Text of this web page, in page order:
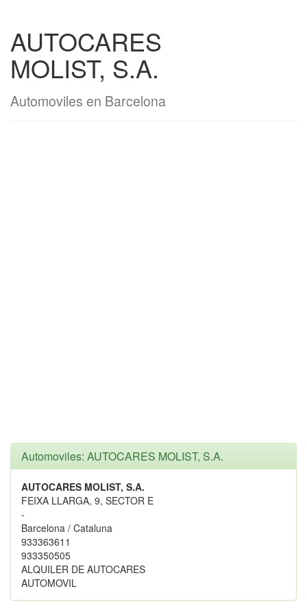
AUTOCARES
MOLIST, S.A.
Automoviles en Barcelona
Automoviles: AUTOCARES MOLIST, S.A.
AUTOCARES MOLIST, S.A.
FEIXA LLARGA, 9, SECTOR E
-
Barcelona / Cataluna
933363611
933350505
ALQUILER DE AUTOCARES
AUTOMOVIL